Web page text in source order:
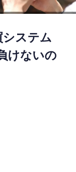
ステム
けないの